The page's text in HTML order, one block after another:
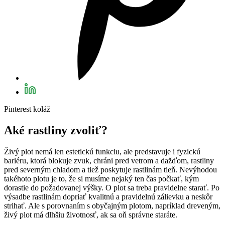
Pinterest koláž
Aké rastliny zvoliť?
Živý plot nemá len estetickú funkciu, ale predstavuje i fyzickú
bariéru, ktorá blokuje zvuk, chráni pred vetrom a dažďom, rastliny
pred severným chladom a tiež poskytuje rastlinám tieň. Nevýhodou
takéhoto plotu je to, že si musíme nejaký ten čas počkať, kým
dorastie do požadovanej výšky. O plot sa treba pravidelne starať. Po
výsadbe rastlinám dopriať kvalitnú a pravidelnú zálievku a neskôr
strihať. Ale s porovnaním s obyčajným plotom, napríklad dreveným,
živý plot má dlhšiu životnosť, ak sa oň správne staráte.